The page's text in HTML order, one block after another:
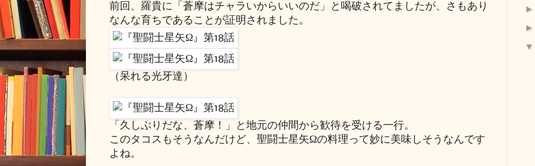
前回、羅貴に「蒼摩はチャラいからいいのだ」と喝破されてましたが、さもあり
なんな育ちであることが証明されました。
（呆れる光牙達）
「久しぶりだな、蒼摩！」と地元の仲間から歓待を受ける一行。
このタコスもそうなんだけど、聖闘士星矢Ωの料理って妙に美味しそうなんです
よね。
►
►
▼